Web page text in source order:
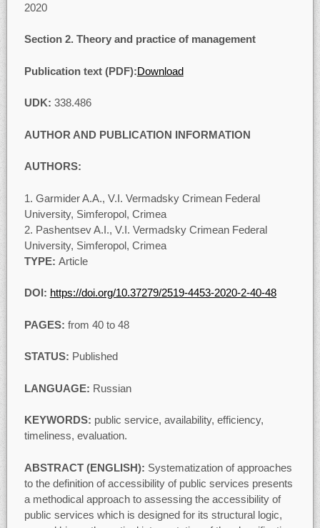
2020
Section 2. Theory and practice of management
Publication text (PDF):Download
UDK: 338.486
AUTHOR AND PUBLICATION INFORMATION
AUTHORS:
Garmider A.A., V.I. Vermadsky Crimean Federal
University, Simferopol, Crimea
Pashentsev A.I., V.I. Vermadsky Crimean Federal
University, Simferopol, Crimea
TYPE: Article
DOI: https://doi.org/10.37279/2519-4453-2020-2-40-48
PAGES: from 40 to 48
STATUS: Published
LANGUAGE: Russian
KEYWORDS: public service, availability, efficiency,
timeliness, evaluation.
ABSTRACT (ENGLISH): Systematization of approaches
to the definition of accessibility of public services presents
a methodical approach to assessing the accessibility of
public services which is designed for its structural logic,